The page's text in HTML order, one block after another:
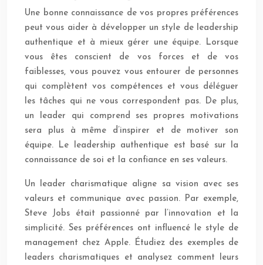
Une bonne connaissance de vos propres préférences
peut vous aider à développer un style de leadership
authentique et à mieux gérer une équipe. Lorsque
vous êtes conscient de vos forces et de vos
faiblesses, vous pouvez vous entourer de personnes
qui complètent vos compétences et vous déléguer
les tâches qui ne vous correspondent pas. De plus,
un leader qui comprend ses propres motivations
sera plus à même d’inspirer et de motiver son
équipe. Le leadership authentique est basé sur la
connaissance de soi et la confiance en ses valeurs.
Un leader charismatique aligne sa vision avec ses
valeurs et communique avec passion. Par exemple,
Steve Jobs était passionné par l’innovation et la
simplicité. Ses préférences ont influencé le style de
management chez Apple. Étudiez des exemples de
leaders charismatiques et analysez comment leurs